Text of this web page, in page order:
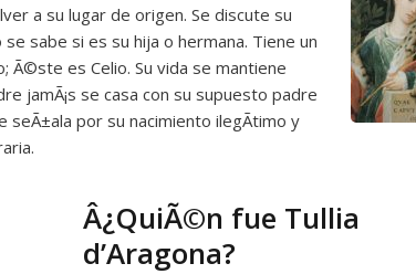
a su lugar de origen. Se discute su
sabe si es su hija o hermana. Tiene un
Ã©ste es Celio. Su vida se mantiene
jamÃ¡s se casa con su supuesto padre
seÃ±ala por su nacimiento ilegÃ­timo y
Â¿QuiÃ©n fue Tullia
d’Aragona?